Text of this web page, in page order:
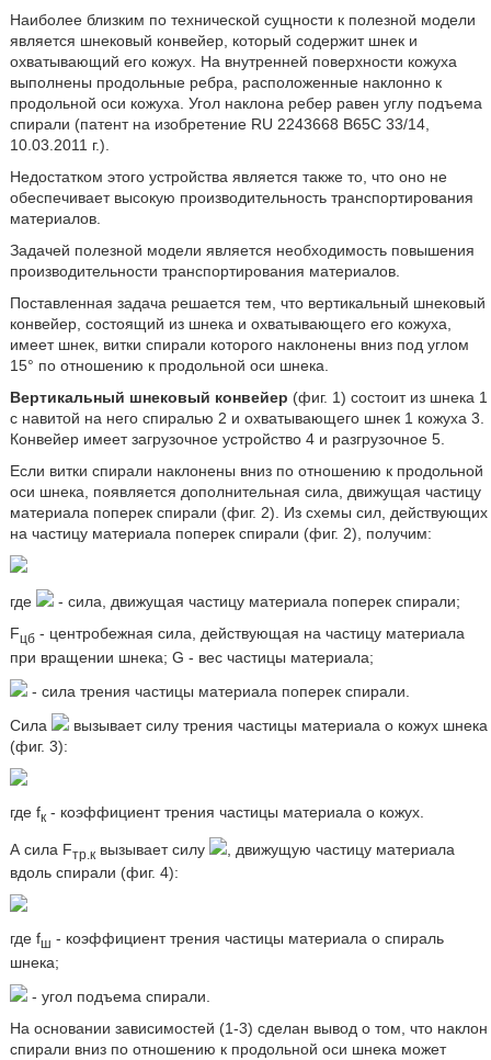
Наиболее близким по технической сущности к полезной модели
является шнековый конвейер, который содержит шнек и
охватывающий его кожух. На внутренней поверхности кожуха
выполнены продольные ребра, расположенные наклонно к
продольной оси кожуха. Угол наклона ребер равен углу подъема
спирали (патент на изобретение RU 2243668 B65C 33/14,
10.03.2011 г.).
Недостатком этого устройства является также то, что оно не
обеспечивает высокую производительность транспортирования
материалов.
Задачей полезной модели является необходимость повышения
производительности транспортирования материалов.
Поставленная задача решается тем, что вертикальный шнековый
конвейер, состоящий из шнека и охватывающего его кожуха,
имеет шнек, витки спирали которого наклонены вниз под углом
15° по отношению к продольной оси шнека.
Вертикальный шнековый конвейер (фиг. 1) состоит из шнека 1
с навитой на него спиралью 2 и охватывающего шнек 1 кожуха 3.
Конвейер имеет загрузочное устройство 4 и разгрузочное 5.
Если витки спирали наклонены вниз по отношению к продольной
оси шнека, появляется дополнительная сила, движущая частицу
материала поперек спирали (фиг. 2). Из схемы сил, действующих
на частицу материала поперек спирали (фиг. 2), получим:
где
- сила, движущая частицу материала поперек спирали;
Fцб - центробежная сила, действующая на частицу материала
при вращении шнека; G - вес частицы материала;
- сила трения частицы материала поперек спирали.
Сила
вызывает силу трения частицы материала о кожух шнека
(фиг. 3):
где fк- коэффициент трения частицы материала о кожух.
А сила Fтр.квызывает силу
, движущую частицу материала
вдоль спирали (фиг. 4):
где fш - коэффициент трения частицы материала о спираль
шнека;
- угол подъема спирали.
На основании зависимостей (1-3) сделан вывод о том, что наклон
спирали вниз по отношению к продольной оси шнека может